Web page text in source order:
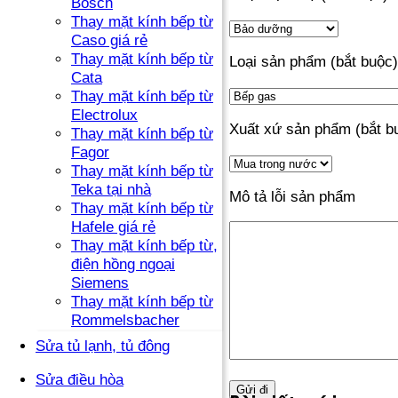
Thay mặt kính bếp từ
Caso giá rẻ
Thay mặt kính bếp từ
Cata
Thay mặt kính bếp từ
Electrolux
Thay mặt kính bếp từ
Fagor
Thay mặt kính bếp từ
Teka tại nhà
Thay mặt kính bếp từ
Hafele giá rẻ
Thay mặt kính bếp từ,
điện hồng ngoại
Siemens
Thay mặt kính bếp từ
Rommelsbacher
Sửa tủ lạnh, tủ đông
Sửa điều hòa
Loại sản phẩm (bắt
Xuất xứ sản phẩm (bắt
Mô tả lỗi sản phẩm